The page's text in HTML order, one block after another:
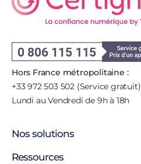
Hors France métropolitaine :
+33 972 503 502 (Service gratuit)
Lundi au Vendredi de 9h à 18h
Nos solutions
Certificat SSL
Ressources